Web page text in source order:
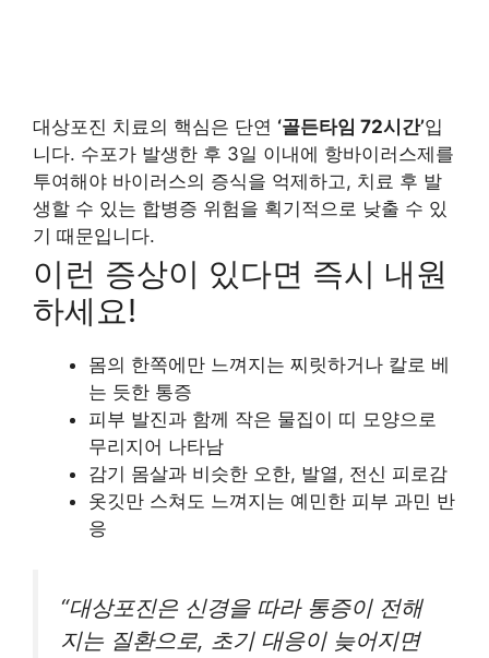
대상포진 치료의 핵심은 단연 ‘골든타임 72시간’입
니다. 수포가 발생한 후 3일 이내에 항바이러스제를
투여해야 바이러스의 증식을 억제하고, 치료 후 발
생할 수 있는 합병증 위험을 획기적으로 낮출 수 있
기 때문입니다.
이런 증상이 있다면 즉시 내원
하세요!
몸의 한쪽에만 느껴지는 찌릿하거나 칼로 베
는 듯한 통증
피부 발진과 함께 작은 물집이 띠 모양으로
무리지어 나타남
감기 몸살과 비슷한 오한, 발열, 전신 피로감
옷깃만 스쳐도 느껴지는 예민한 피부 과민 반
응
“대상포진은 신경을 따라 통증이 전해
지는 질환으로, 초기 대응이 늦어지면